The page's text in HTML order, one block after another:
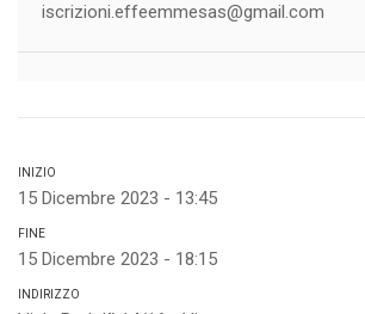
iscrizioni.effeemmesas@gmail.com
INIZIO
15 Dicembre 2023 - 13:45
FINE
15 Dicembre 2023 - 18:15
INDIRIZZO